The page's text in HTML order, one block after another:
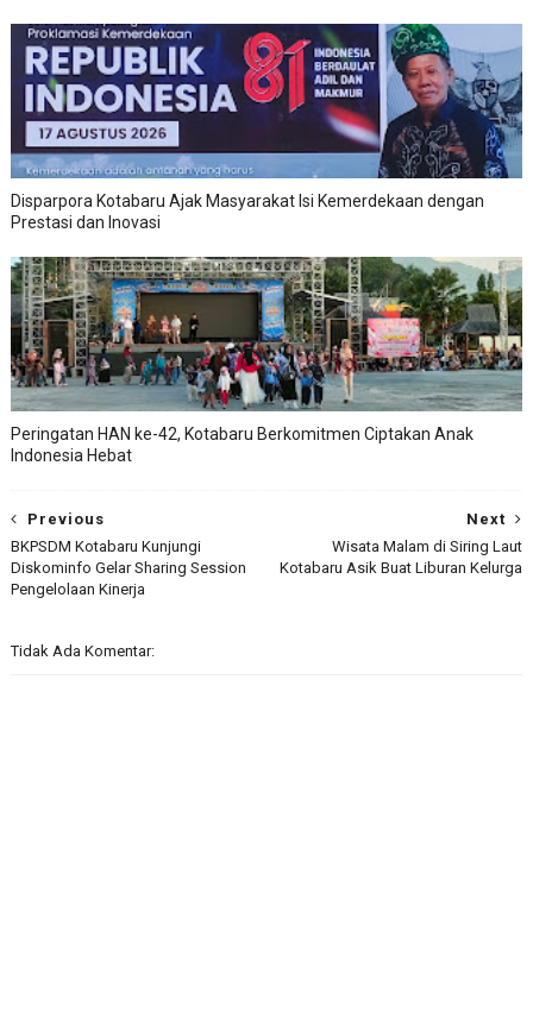
Disparpora Kotabaru Ajak Masyarakat Isi Kemerdekaan dengan
Prestasi dan Inovasi
Peringatan HAN ke-42, Kotabaru Berkomitmen Ciptakan Anak
Indonesia Hebat
Next
Wisata Malam di Siring Laut
Kotabaru Asik Buat Liburan Kelurga
Previous
BKPSDM Kotabaru Kunjungi
Diskominfo Gelar Sharing Session
Pengelolaan Kinerja
Tidak Ada Komentar: